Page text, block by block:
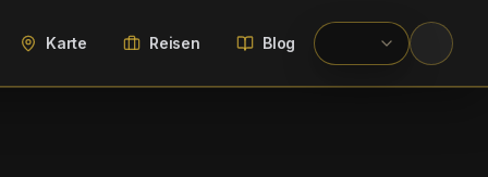
Karte Reisen Blog